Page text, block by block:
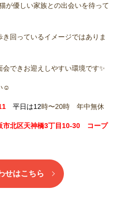
が優しい家族との出会いを待って
回っているイメージではありま
できお迎えしやすい環境です✨
☺️
平日は12時〜20時 年中無休
市北区天神橋3丁目10-30 コープ
せはこちら